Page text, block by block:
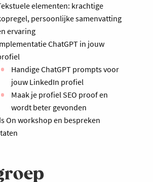
elementen: krachtige
persoonlijke samenvatting
ervaring
ChatGPT in jouw
Handige ChatGPT prompts voor
jouw LinkedIn profiel
Maak je profiel SEO proof en
wordt beter gevonden
On workshop en bespreken